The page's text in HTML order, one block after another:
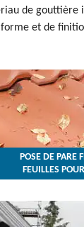
de gouttière
et de
POSE DE PARE
FEUILLES